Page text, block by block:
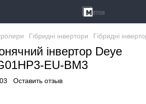
Гібридні інвертори Гібридні
інвертор Deye
EU-BM3
Оставить отзыв